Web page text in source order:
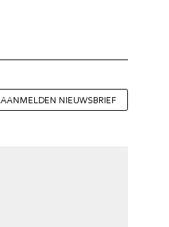
AANMELDEN NIEUWSBRIEF